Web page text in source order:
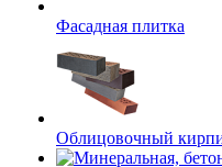
Фасадная плитка
Облицовочный